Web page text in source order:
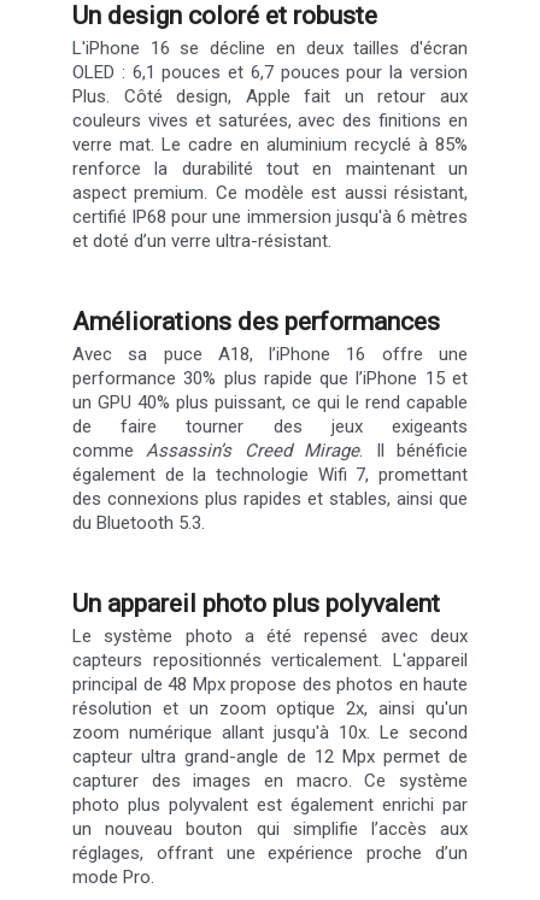
Un design coloré et robuste
L'iPhone 16 se décline en deux tailles d'écran
OLED : 6,1 pouces et 6,7 pouces pour la version
Plus. Côté design, Apple fait un retour aux
couleurs vives et saturées, avec des finitions en
verre mat. Le cadre en aluminium recyclé à 85%
renforce la durabilité tout en maintenant un
aspect premium. Ce modèle est aussi résistant,
certifié IP68 pour une immersion jusqu'à 6 mètres
et doté d’un verre ultra-résistant.
Améliorations des performances
Avec sa puce A18, l’iPhone 16 offre une
performance 30% plus rapide que l’iPhone 15 et
un GPU 40% plus puissant, ce qui le rend capable
de faire tourner des jeux exigeants
commeAssassin’s Creed Mirage. Il bénéficie
également de la technologie Wifi 7, promettant
des connexions plus rapides et stables, ainsi que
du Bluetooth 5.3.
Un appareil photo plus polyvalent
Le système photo a été repensé avec deux
capteurs repositionnés verticalement. L'appareil
principal de 48 Mpx propose des photos en haute
résolution et un zoom optique 2x, ainsi qu'un
zoom numérique allant jusqu'à 10x. Le second
capteur ultra grand-angle de 12 Mpx permet de
capturer des images en macro. Ce système
photo plus polyvalent est également enrichi par
un nouveau bouton qui simplifie l’accès aux
réglages, offrant une expérience proche d’un
mode Pro.